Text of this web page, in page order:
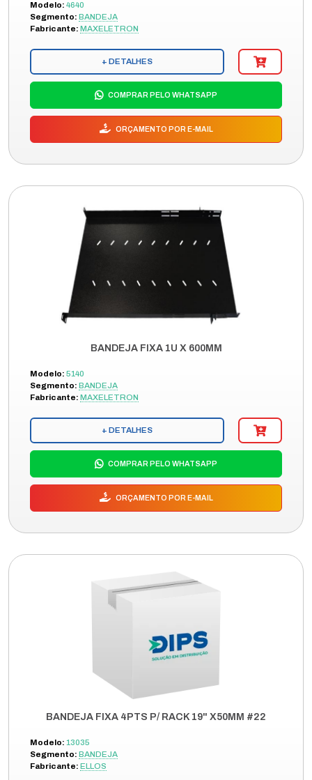
Modelo: 4640
Segmento: BANDEJA
Fabricante: MAXELETRON
+ DETALHES
COMPRAR PELO WHATSAPP
ORÇAMENTO POR E-MAIL
BANDEJA FIXA 1U X 600MM
Modelo: 5140
Segmento: BANDEJA
Fabricante: MAXELETRON
+ DETALHES
COMPRAR PELO WHATSAPP
ORÇAMENTO POR E-MAIL
BANDEJA FIXA 4PTS P/ RACK 19" X50MM #22
Modelo: 13035
Segmento: BANDEJA
Fabricante: ELLOS